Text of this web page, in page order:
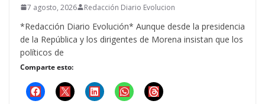
7 agosto, 2026 Redacción Diario Evolucion
*Redacción Diario Evolución* Aunque desde la presidencia
de la República y los dirigentes de Morena insistan que los
políticos de
Comparte esto: